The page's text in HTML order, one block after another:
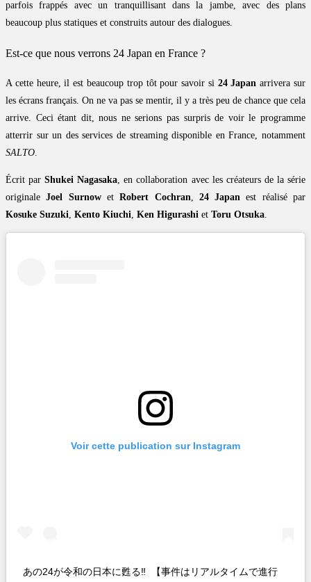
parfois frappés avec un tranquillisant dans la jambe, avec des plans
beaucoup plus statiques et construits autour des dialogues.
Est-ce que nous verrons 24 Japan en France ?
A cette heure, il est beaucoup trop tôt pour savoir si 24 Japan arrivera sur
les écrans français. On ne va pas se mentir, il y a très peu de chance que cela
arrive. Ceci étant dit, nous ne serions pas surpris de voir le programme
atterrir sur un des services de streaming disponible en France, notamment
SALTO.
Écrit parShukei Nagasaka, en collaboration avec les créateurs de la série
originaleJoel SurnowetRobert Cochran, 24 Japan est réalisé par
Kosuke Suzuki, Kento Kiuchi, Ken Higurashi et Toru Otsuka.
Voir cette publication sur Instagram
あの24が令和の日本に甦る‼️ 【事件はリアルタイムで進行